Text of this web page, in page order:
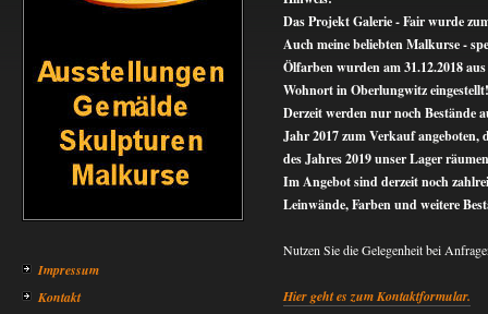
Impressum
Kontakt
Das Projekt Galerie - Fair wurde
Auch meine beliebten Malkurse -
Ölfarben wurden am 31.12.2018
Wohnort in Oberlungwitz eingestellt!
Derzeit werden nur noch Bestände
Jahr 2017 zum Verkauf
des Jahres 2019 unser Lager
Im Angebot sind derzeit noch
Leinwände, Farben und weitere
Nutzen Sie die Gelegenheit bei
Hier geht es zum Kontaktformular.